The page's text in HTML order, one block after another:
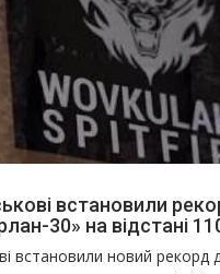
встановили
30» на відстані
встановили новий рекорд